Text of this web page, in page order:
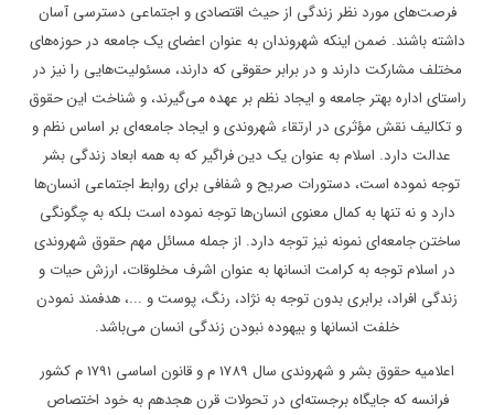
فرصت‌های مورد نظر زندگی از حیث اقتصادی و اجتماعی دسترسی آسان
داشته باشند. ضمن اینکه شهروندان به عنوان اعضای یک جامعه در حوزه‌های
مختلف مشارکت دارند و در برابر حقوقی که دارند، مسئولیت‌هایی را نیز در
راستای اداره بهتر جامعه و ایجاد نظم بر عهده می‌گیرند، و شناخت این حقوق
و تکالیف نقش مؤثری در ارتقاء شهروندی و ایجاد جامعه‌ای بر اساس نظم و
عدالت دارد. اسلام به عنوان یک دین فراگیر که به همه ابعاد زندگی بشر
توجه نموده است، دستورات صریح و شفافی برای روابط اجتماعی انسان‌ها
دارد و نه تنها به کمال معنوی انسان‌ها توجه نموده است بلکه به چگونگی
ساختن جامعه‌ای نمونه نیز توجه دارد. از جمله مسائل مهم حقوق شهروندی
در اسلام توجه به کرامت انسانها به عنوان اشرف مخلوقات، ارزش حیات و
زندگی افراد، برابری بدون توجه به نژاد، رنگ، پوست و ...، هدفمند نمودن
خلفت انسانها و بیهوده نبودن زندگی انسان می‌باشد.
اعلامیه حقوق بشر و شهروندی سال 1789 م و قانون اساسی 1791 م کشور
فرانسه که جایگاه برجسته‌ای در تحولات قرن هجدهم به خود اختصاص